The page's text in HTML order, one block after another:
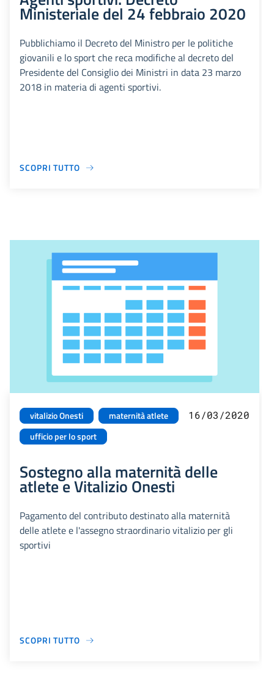
Ministeriale del 24 febbraio 2020
Pubblichiamo il Decreto del Ministro per le politiche
giovanili e lo sport che reca modifiche al decreto del
Presidente del Consiglio dei Ministri in data 23 marzo
2018 in materia di agenti sportivi.
SCOPRI TUTTO
vitalizio Onesti
maternità atlete
ufficio per lo sport
16/03/2020
Sostegno alla maternità delle
atlete e Vitalizio Onesti
Pagamento del contributo destinato alla maternità
delle atlete e l'assegno straordinario vitalizio per gli
sportivi
SCOPRI TUTTO